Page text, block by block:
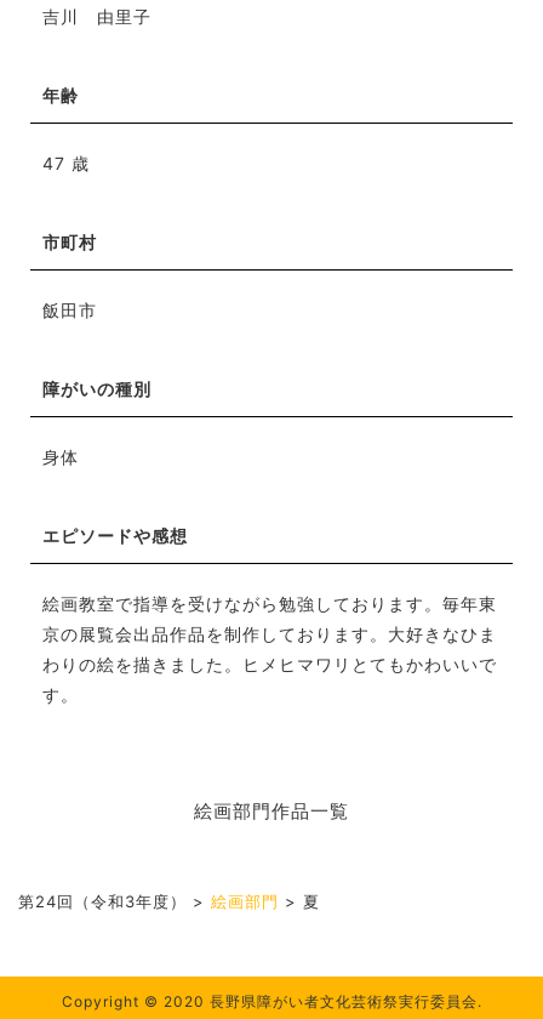
吉川 由里子
年齢
47 歳
市町村
飯田市
障がいの種別
身体
エピソードや感想
絵画教室で指導を受けながら勉強しております。毎年東
京の展覧会出品作品を制作しております。大好きなひま
わりの絵を描きました。ヒメヒマワリとてもかわいいで
す。
絵画部門作品一覧
第24回（令和3年度） > 絵画部門 > 夏
Copyright © 2020 長野県障がい者文化芸術祭実行委員会.